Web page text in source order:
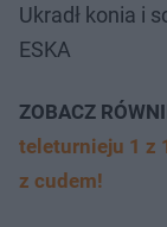
Ukradł konia i
ESKA
ZOBACZ
teleturnieju 1 z
z cudem!